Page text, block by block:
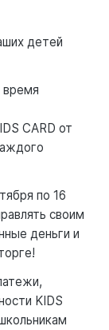
детей
время
CARD от
по 16
своим
деньги и
KIDS